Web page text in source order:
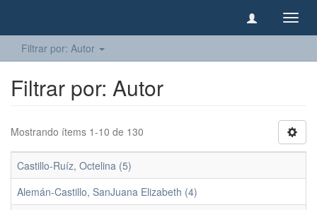
Filtrar por: Autor
Filtrar por: Autor
Mostrando ítems 1-10 de 130
Castillo-Ruíz, Octelina (5)
Alemán-Castillo, SanJuana Elizabeth (4)